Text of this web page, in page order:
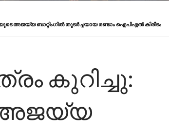
അജയ്യ ബാറ്റിംഗിൽ തുടർച്ചയായ രണ്ടാം ഐ‌പി‌എൽ കിരീടം
കുറിച്ചു:
അജയ്യ